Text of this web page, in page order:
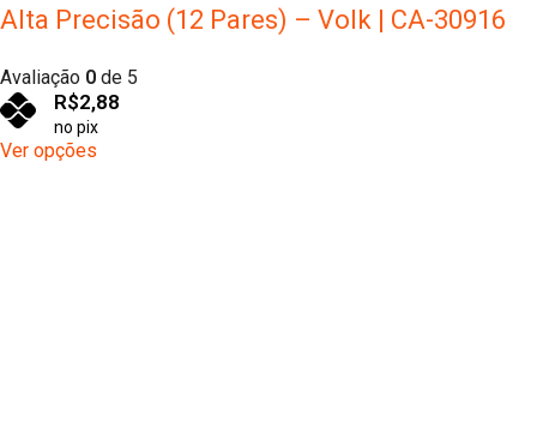
Alta Precisão (12 Pares) – Volk | CA-30916
Avaliação 0 de 5
R$2,88
no pix
Ver opções